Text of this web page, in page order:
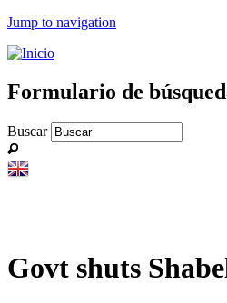
Jump to navigation
Formulario de
Buscar
Govt shuts